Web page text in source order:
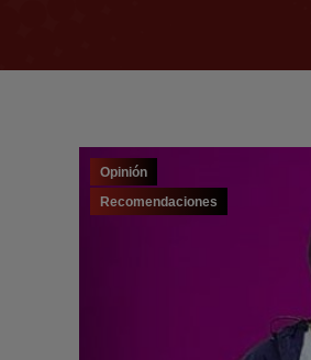
Opinión
Recomendaciones